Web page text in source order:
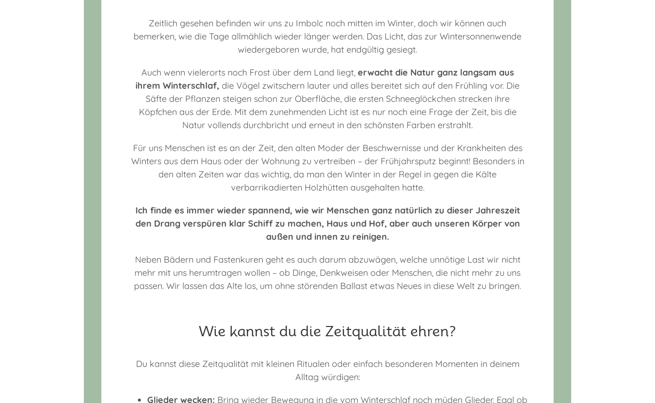
Zeitlich gesehen befinden wir uns zu Imbolc noch mitten im Winter, doch wir können auch
bemerken, wie die Tage allmählich wieder länger werden. Das Licht, das zur Wintersonnenwende
wiedergeboren wurde, hat endgültig gesiegt.
Auch wenn vielerorts noch Frost über dem Land liegt, erwacht die Natur ganz langsam aus
ihrem Winterschlaf, die Vögel zwitschern lauter und alles bereitet sich auf den Frühling vor. Die
Säfte der Pflanzen steigen schon zur Oberfläche, die ersten Schneeglöckchen strecken ihre
Köpfchen aus der Erde. Mit dem zunehmenden Licht ist es nur noch eine Frage der Zeit, bis die
Natur vollends durchbricht und erneut in den schönsten Farben erstrahlt.
Für uns Menschen ist es an der Zeit, den alten Moder der Beschwernisse und der Krankheiten des
Winters aus dem Haus oder der Wohnung zu vertreiben – der Frühjahrsputz beginnt! Besonders in
den alten Zeiten war das wichtig, da man den Winter in der Regel in gegen die Kälte
verbarrikadierten Holzhütten ausgehalten hatte.
Ich finde es immer wieder spannend, wie wir Menschen ganz natürlich zu dieser Jahreszeit
den Drang verspüren klar Schiff zu machen, Haus und Hof, aber auch unseren Körper von
außen und innen zu reinigen.
Neben Bädern und Fastenkuren geht es auch darum abzuwägen, welche unnötige Last wir nicht
mehr mit uns herumtragen wollen – ob Dinge, Denkweisen oder Menschen, die nicht mehr zu uns
passen. Wir lassen das Alte los, um ohne störenden Ballast etwas Neues in diese Welt zu bringen.
Wie kannst du die Zeitqualität ehren?
Du kannst diese Zeitqualität mit kleinen Ritualen oder einfach besonderen Momenten in deinem
Alltag würdigen:
Glieder wecken: Bring wieder Bewegung in die vom Winterschlaf noch müden Glieder. Egal ob